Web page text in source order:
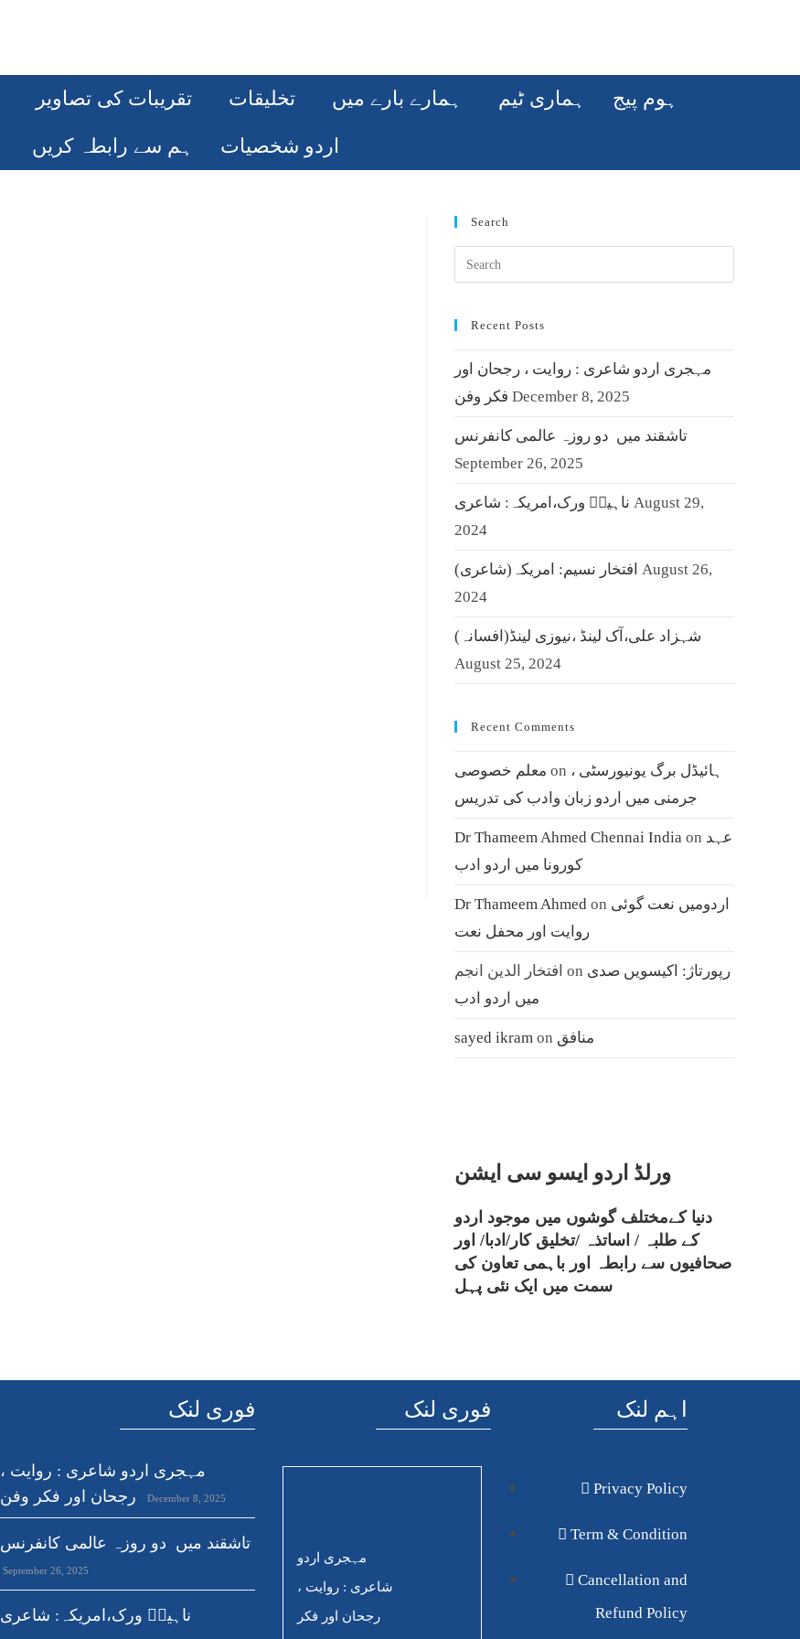
ہوم پیج ہماری ٹیم ہمارے بارے میں تخلیقات تقریبات کی تصاویر
اردو شخصیات ہم سے رابطہ کریں
Search
Recent Posts
مہجری اردو شاعری : روایت ، رجحان اور
فکر وفن December 8, 2025
تاشقند میں دو روزہ عالمی کانفرنس
September 26, 2025
ناہیدؔ ورک،امریکہ: شاعری August 29,
2024
افتخار نسیم: امریکہ(شاعری) August 26,
2024
شہزاد علی،آک لینڈ ،نیوزی لینڈ(افسانہ)
August 25, 2024
Recent Comments
معلم خصوصی on ہائیڈل برگ یونیورسٹی ،
جرمنی میں اردو زبان وادب کی تدریس
Dr Thameem Ahmed Chennai India on عہد
کورونا میں اردو ادب
Dr Thameem Ahmed on اردومیں نعت گوئی
روایت اور محفل نعت
افتخار الدین انجم on رپورتاژ: اکیسویں صدی
میں اردو ادب
sayed ikram on منافق
ورلڈ اردو ایسو سی ایشن
دنیا کےمختلف گوشوں میں موجود اردو
کے طلبہ / اساتذہ /تخلیق کار/ادبا/ اور
صحافیوں سے رابطہ اور باہمی تعاون کی
سمت میں ایک نئی پہل
فوری لنک
مہجری اردو شاعری : روایت ،
رجحان اور فکر وفن
December 8, 2025
تاشقند میں دو روزہ عالمی کانفرنس
September 26, 2025
ناہیدؔ ورک،امریکہ: شاعری
فوری لنک
مہجری اردو
شاعری : روایت ،
رجحان اور فکر
اہم لنک
Privacy Policy
Term & Condition
Cancellation and
Refund Policy